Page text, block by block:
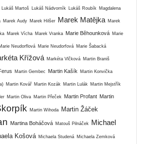
Lukáš Martoš Lukáš Nádvorník Lukáš Roubík Magdalena
Marek Audy Marek Hilšer Marek Matějka Marek
Marek Vícha Marek Vranka Marie Běhounková Marie
Neudorflová Marie Neudorfová Marie Šabacká
Křížová Markéta Vlčková Martin Braniš
Martin Gembec Martin Kašík Martin Konvička
Martin Kovář Martin Kozák Martin Lulák Martin Mejstřík
Martin Oliva Martin Přeček Martin Profant Martin
Martin Wihoda Martin Žáček
Martina Boháčová Matouš Pilnáček
Michael
Košová Michaela Studená Michaela Zemková